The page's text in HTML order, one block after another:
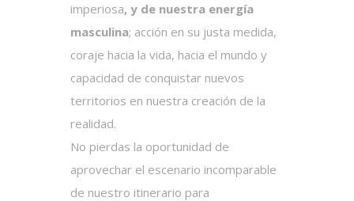
imperiosa, y de nuestra energía
masculina; acción en su justa medida,
coraje hacia la vida, hacia el mundo y
capacidad de conquistar nuevos
territorios en nuestra creación de la
realidad.
No pierdas la oportunidad de
aprovechar el escenario incomparable
de nuestro itinerario para